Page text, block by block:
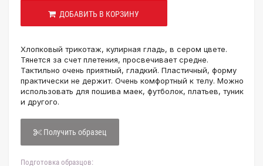
ДОБАВИТЬ В КОРЗИНУ
Хлопковый трикотаж, кулирная гладь, в сером цвете.
Тянется за счет плетения, просвечивает средне.
Тактильно очень приятный, гладкий. Пластичный, форму
практически не держит. Очень комфортный к телу. Можно
использовать для пошива маек, футболок, платьев, туник
и другого.
Получить образец
Подготовка образцов: